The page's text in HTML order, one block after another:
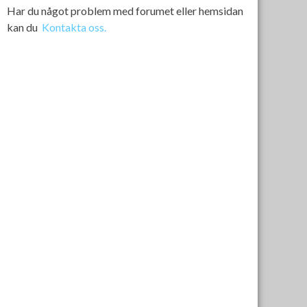
Har du något problem med forumet eller hemsidan
kan du Kontakta oss.